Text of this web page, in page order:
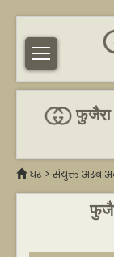
फुजैरा
घर >संयुक्त अरब